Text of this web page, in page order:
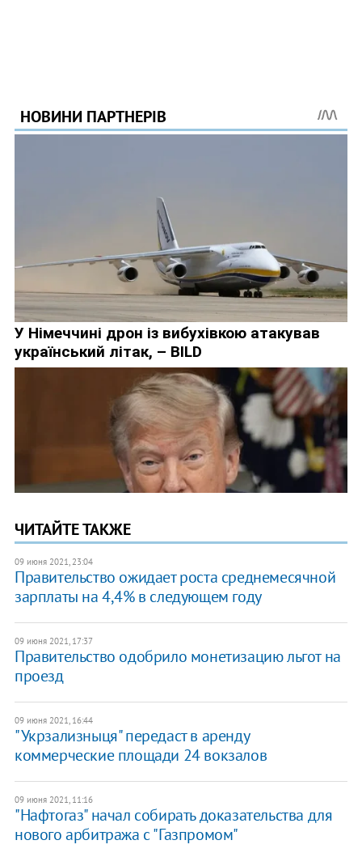
ЧИТАЙТЕ ТАКЖЕ
09 июня 2021, 23:04
Правительство ожидает роста среднемесячной
зарплаты на 4,4% в следующем году
09 июня 2021, 17:37
Правительство одобрило монетизацию льгот на
проезд
09 июня 2021, 16:44
"Укрзализныця" передаст в аренду
коммерческие площади 24 вокзалов
09 июня 2021, 11:16
"Нафтогаз" начал собирать доказательства для
нового арбитража с "Газпромом"